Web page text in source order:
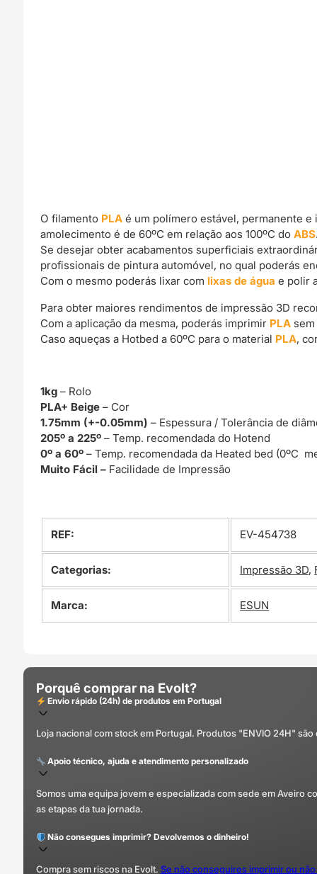
O filamento PLA é um polímero estável, permanente
amolecimento é de 60ºC em relação aos 100ºC doABS
Se desejar obter acabamentos superficiais
profissionais de pintura automóvel, no qual poderás
Com o mesmo poderás lixar com lixas de água e polir
Para obter maiores rendimentos de impressão 3D
Com a aplicação da mesma, poderás imprimir PLA
Caso aqueças a Hotbed a 60ºC para o material PLA,
1kg – Rolo
PLA+ Beige– Cor
1.75mm (+-0.05mm)– Espessura / Tolerância de
205º a 225º– Temp. recomendada do Hotend
0º a 60º– Temp. recomendada da Heated bed (0ºC
Muito Fácil – Facilidade de Impressão
REF: EV-454738
Categorias: Impressão 3D,
Marca: ESUN
Porquê comprar na Evolt?
Envio rápido (24h) de produtos em Portugal
Loja nacional com stock em Portugal. Produtos "ENVIO 24H"
Apoio técnico, ajuda e atendimento personalizado
Somos uma equipa jovem e especializada com sede em Aveiro
as etapas da tua jornada.
Não consegues imprimir? Devolvemos o dinheiro!
Compra sem riscos na Evolt. Se não conseguires imprimir ou